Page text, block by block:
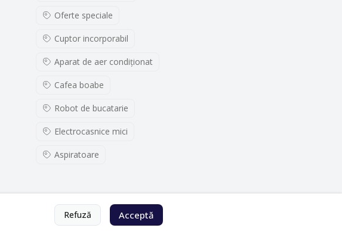
Oferte speciale
Cuptor incorporabil
Aparat de aer condiționat
Cafea boabe
Robot de bucatarie
Electrocasnice mici
Aspiratoare
Refuză Acceptă